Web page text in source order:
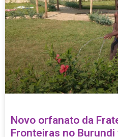
Novo orfanato da
Fronteiras no